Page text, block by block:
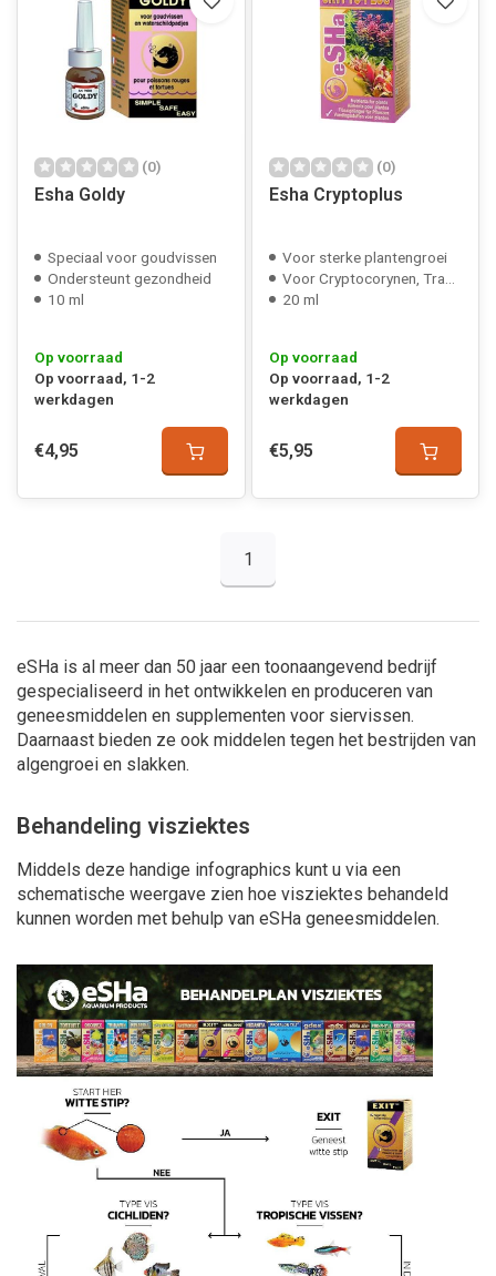
(0)
Esha Goldy
Speciaal voor goudvissen
Ondersteunt gezondheid
10 ml
Op voorraad
Op voorraad, 1-2
werkdagen
€4,95
(0)
Esha Cryptoplus
Voor sterke plantengroei
Voor Cryptocorynen, Trapa's, Stratiotus enz.
20 ml
Op voorraad
Op voorraad, 1-2
werkdagen
€5,95
1
eSHa is al meer dan 50 jaar een toonaangevend bedrijf
gespecialiseerd in het ontwikkelen en produceren van
geneesmiddelen en supplementen voor siervissen.
Daarnaast bieden ze ook middelen tegen het bestrijden van
algengroei en slakken.
Behandeling visziektes
Middels deze handige infographics kunt u via een
schematische weergave zien hoe visziektes behandeld
kunnen worden met behulp van eSHa geneesmiddelen.